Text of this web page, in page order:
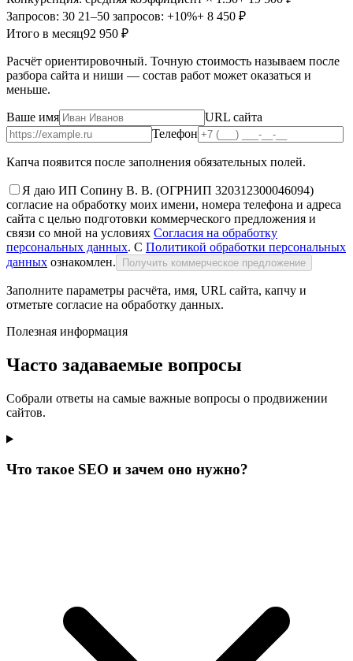
Запросов: 30 21–50 запросов: +10%+ 8 450 ₽
Итого в месяц92 950 ₽
Расчёт ориентировочный. Точную стоимость называем после
разбора сайта и ниши — состав работ может оказаться и
меньше.
Ваше имя
URL сайта
Телефон
Капча появится после заполнения обязательных полей.
Я даю ИП Сопину В. В. (ОГРНИП 320312300046094)
согласие на обработку моих имени, номера телефона и адреса
сайта с целью подготовки коммерческого предложения и
связи со мной на условиях Согласия на обработку
персональных данных. С Политикой обработки персональных
данных ознакомлен. Получить коммерческое предложение
Заполните параметры расчёта, имя, URL сайта, капчу и
отметьте согласие на обработку данных.
Полезная информация
Часто задаваемые вопросы
Собрали ответы на самые важные вопросы о продвижении
сайтов.
Что такое SEO и зачем оно нужно?